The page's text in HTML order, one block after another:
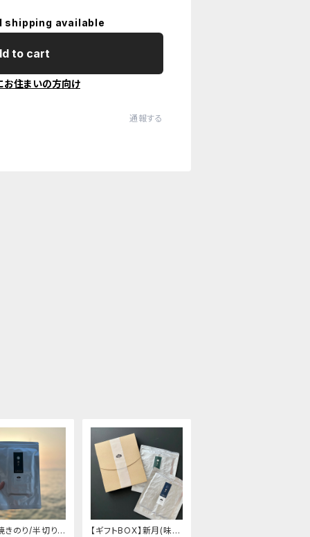
shipping available
to cart
お住まいの方向け
通報する
きのり/半切りサ
【ギフトBOX】新月(味付